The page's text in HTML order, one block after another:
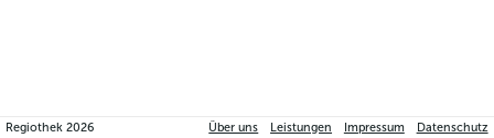
Regiothek2026 Über uns Leistungen Impressum Datenschutz